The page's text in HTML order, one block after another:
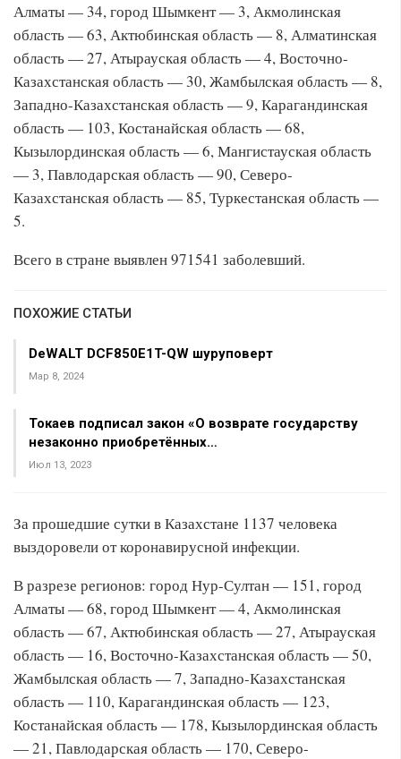
Алматы — 34, город Шымкент — 3, Акмолинская
область — 63, Актюбинская область — 8, Алматинская
область — 27, Атырауская область — 4, Восточно-
Казахстанская область — 30, Жамбылская область — 8,
Западно-Казахстанская область — 9, Карагандинская
область — 103, Костанайская область — 68,
Кызылординская область — 6, Мангистауская область
— 3, Павлодарская область — 90, Северо-
Казахстанская область — 85, Туркестанская область —
5.
Всего в стране выявлен 971541 заболевший.
ПОХОЖИЕ СТАТЬИ
DeWALT DCF850E1T-QW шуруповерт
Мар 8, 2024
Токаев подписал закон «О возврате государству
незаконно приобретённых…
Июл 13, 2023
За прошедшие сутки в Казахстане 1137 человека
выздоровели от коронавирусной инфекции.
В разрезе регионов: город Нур-Султан — 151, город
Алматы — 68, город Шымкент — 4, Акмолинская
область — 67, Актюбинская область — 27, Атырауская
область — 16, Восточно-Казахстанская область — 50,
Жамбылская область — 7, Западно-Казахстанская
область — 110, Карагандинская область — 123,
Костанайская область — 178, Кызылординская область
— 21, Павлодарская область — 170, Северо-